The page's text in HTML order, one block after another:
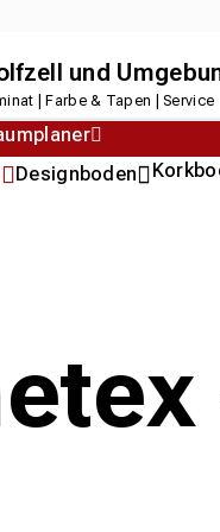
und
| Farbe & Tapen | Service
Designboden